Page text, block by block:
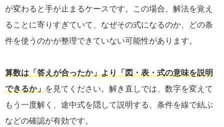
が変わると手が止まるケースです。この場合、解法を覚え
ることに寄りすぎていて、なぜその式になるのか、どの条
件を使うのかが整理できていない可能性があります。
算数は「答えが合ったか」より「図・表・式の意味を説明
できるか」
を見てください。解き直しでは、数字を変えて
もう一度解く、途中式を隠して説明する、条件を線で結ぶ
などの確認が有効です。